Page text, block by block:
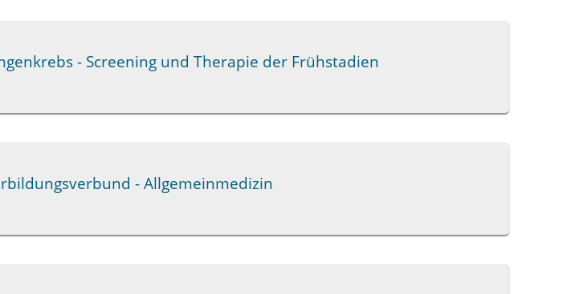
- Screening und Therapie der Frühstadien
- Allgemeinmedizin